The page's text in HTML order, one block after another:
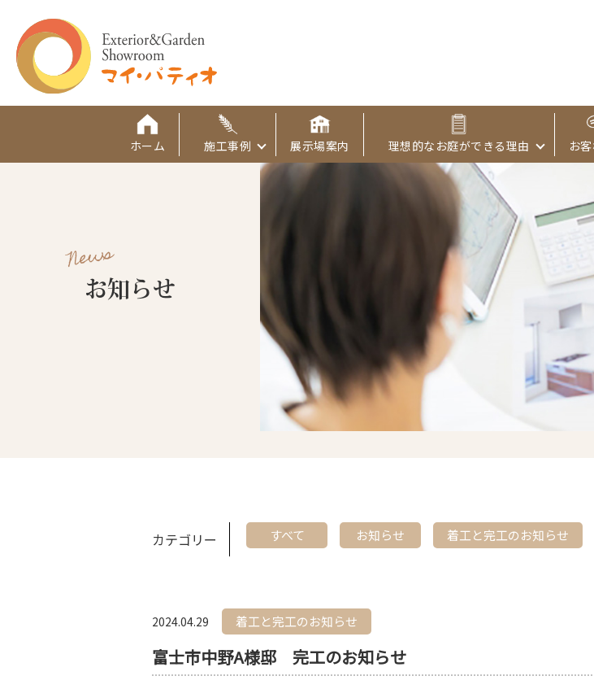
ホーム 施工事例 展示場案内 理想的なお庭ができる理由 お
News
お知らせ
カテゴリー すべて お知らせ 着工と完工のお知らせ
2024.04.29 着工と完工のお知らせ
富士市中野A様邸 完工のお知らせ